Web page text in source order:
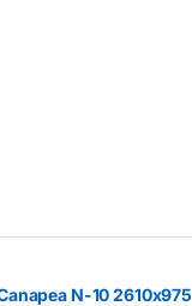
N-10 2610x975